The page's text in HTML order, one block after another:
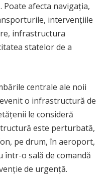
afecta navigația,
intervențiile
infrastructura
statelor de a
centrale ale noii
o infrastructură de
le consideră
este perturbată,
pe drum, în aeroport,
într-o sală de comandă
de urgență.